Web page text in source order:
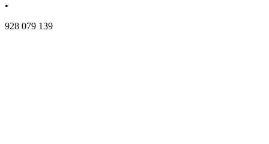
•
928 079 139